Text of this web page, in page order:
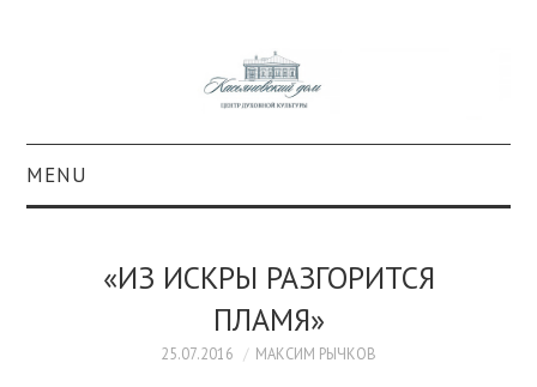
MENU
КОЛЛЕКЦИИ
«ИЗ ИСКРЫ РАЗГОРИТСЯ
ПЛАМЯ»
25.07.2016 МАКСИМ РЫЧКОВ